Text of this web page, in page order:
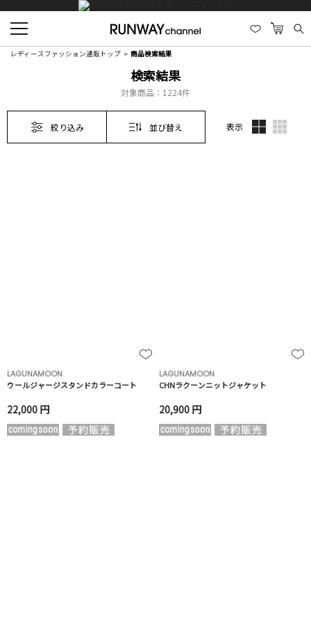
レディースファッション通販トップ 商品検索結果
検索結果
対象商品： 1224件
絞り込み 並び替え 表示
LAGUNAMOON
ウールジャージスタンドカラーコート
22,000 円
LAGUNAMOON
CHNラクーンニットジャケット
20,900 円